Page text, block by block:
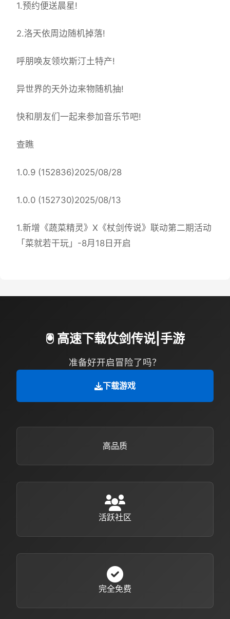
1.预约便送晨星!
2.洛天依周边随机掉落!
呼朋唤友领坎斯汀土特产!
异世界的天外边来物随机抽!
快和朋友们一起来参加音乐节吧!
查瞧
1.0.9 (152836)2025/08/28
1.0.0 (152730)2025/08/13
1.新增《蔬菜精灵》X《杖剑传说》联动第二期活动
「菜就若干玩」-8月18日开启
🖲️ 高速下载仗剑传说|手游
准备好开启冒险了吗？
下载游戏
高品质
活跃社区
完全免费